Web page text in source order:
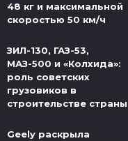
48 кг и максимальной
скоростью 50 км/ч
ЗИЛ-130, ГАЗ-53,
МАЗ-500 и «Колхида»:
роль советских
грузовиков в
строительстве страны
Geely раскрыла